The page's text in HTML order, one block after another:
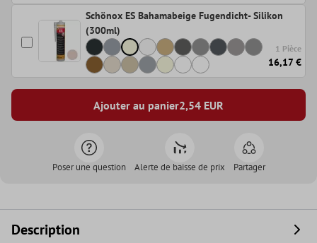
Schönox ES Bahamabeige Fugendicht- Silikon
(300ml)
1 Pièce
16,17 €
Ajouter au panier2,54 EUR
Poser une question Alerte de baisse de prix Partager
Description